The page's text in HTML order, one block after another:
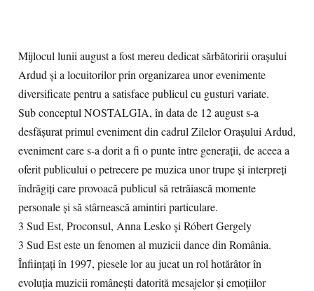
Mijlocul lunii august a fost mereu dedicat sărbătoririi orașului
Ardud și a locuitorilor prin organizarea unor evenimente
diversificate pentru a satisface publicul cu gusturi variate.
Sub conceptul NOSTALGIA, în data de 12 august s-a
desfășurat primul eveniment din cadrul Zilelor Orașului Ardud,
eveniment care s-a dorit a fi o punte între generații, de aceea a
oferit publicului o petrecere pe muzica unor trupe și interpreți
îndrăgiți care provoacă publicul să retrăiască momente
personale și să stârnească amintiri particulare.
3 Sud Est, Proconsul, Anna Lesko și Róbert Gergely
3 Sud Est este un fenomen al muzicii dance din România.
Înființați în 1997, piesele lor au jucat un rol hotărâtor în
evoluția muzicii românești datorită mesajelor și emoțiilor